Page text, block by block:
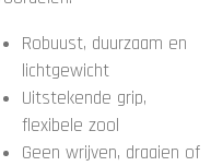
Robuust, duurzaam en
lichtgewicht
Uitstekende grip,
flexibele zool
Geen wrijven, draaien of